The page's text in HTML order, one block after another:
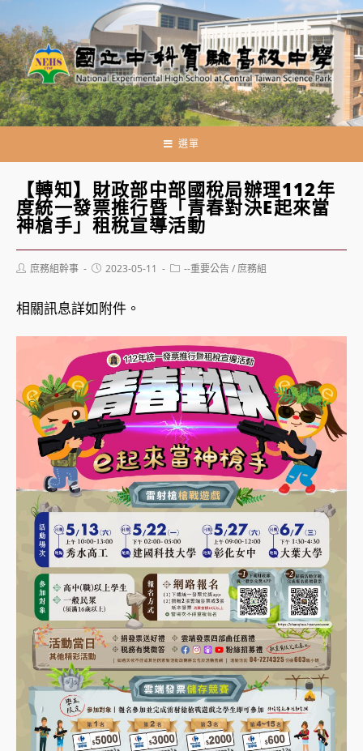
轉
至
主
要
內
選單
【轉知】財政部中部國稅局辦理112年
度統一發票推行暨「青春對決E起來當
神槍手」租稅宣導活動
Post庶務組幹事
Post2023-05-11
Post--重要公告/庶務組
相關訊息詳如附件。